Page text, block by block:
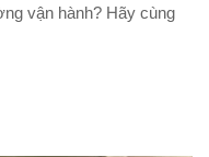
vận hành? Hãy cùng